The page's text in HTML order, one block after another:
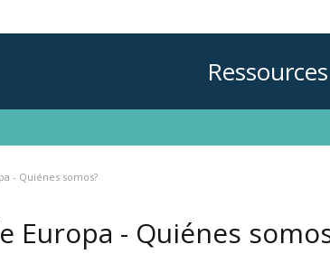
- Quiénes somos?
Europa - Quiénes